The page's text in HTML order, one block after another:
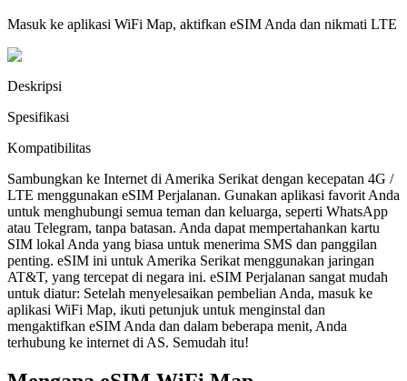
Masuk ke aplikasi WiFi Map, aktifkan eSIM Anda dan nikmati LTE
Deskripsi
Spesifikasi
Kompatibilitas
Sambungkan ke Internet di Amerika Serikat dengan kecepatan 4G /
LTE menggunakan eSIM Perjalanan. Gunakan aplikasi favorit Anda
untuk menghubungi semua teman dan keluarga, seperti WhatsApp
atau Telegram, tanpa batasan. Anda dapat mempertahankan kartu
SIM lokal Anda yang biasa untuk menerima SMS dan panggilan
penting. eSIM ini untuk Amerika Serikat menggunakan jaringan
AT&T, yang tercepat di negara ini. eSIM Perjalanan sangat mudah
untuk diatur: Setelah menyelesaikan pembelian Anda, masuk ke
aplikasi WiFi Map, ikuti petunjuk untuk menginstal dan
mengaktifkan eSIM Anda dan dalam beberapa menit, Anda
terhubung ke internet di AS. Semudah itu!